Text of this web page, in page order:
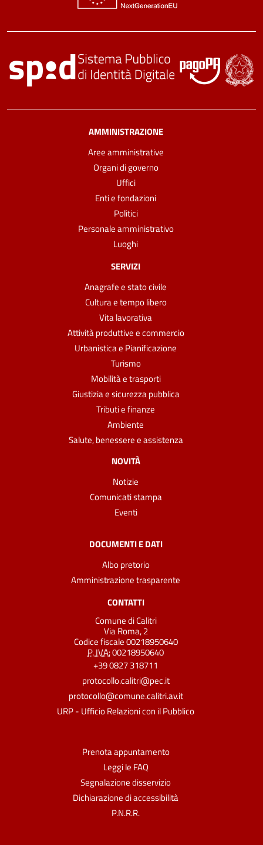
AMMINISTRAZIONE
Aree amministrative
Organi di governo
Uffici
Enti e fondazioni
Politici
Personale amministrativo
Luoghi
SERVIZI
Anagrafe e stato civile
Cultura e tempo libero
Vita lavorativa
Attività produttive e commercio
Urbanistica e Pianificazione
Turismo
Mobilità e trasporti
Giustizia e sicurezza pubblica
Tributi e finanze
Ambiente
Salute, benessere e assistenza
NOVITÀ
Notizie
Comunicati stampa
Eventi
DOCUMENTI E DATI
Albo pretorio
Amministrazione trasparente
CONTATTI
Comune di Calitri
Via Roma, 2
Codice fiscale 00218950640
P. IVA:00218950640
+39 0827 318711
protocollo.calitri@pec.it
protocollo@comune.calitri.av.it
URP - Ufficio Relazioni con il Pubblico
Prenota appuntamento
Leggi le FAQ
Segnalazione disservizio
Dichiarazione di accessibilità
P.N.R.R.